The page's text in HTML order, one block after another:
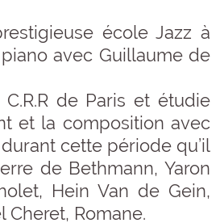
école Jazz à
avec Guillaume de
de Paris et étudie
et la composition avec
cette période qu’il
de Bethmann, Yaron
Hein Van de Gein,
Cheret, Romane.